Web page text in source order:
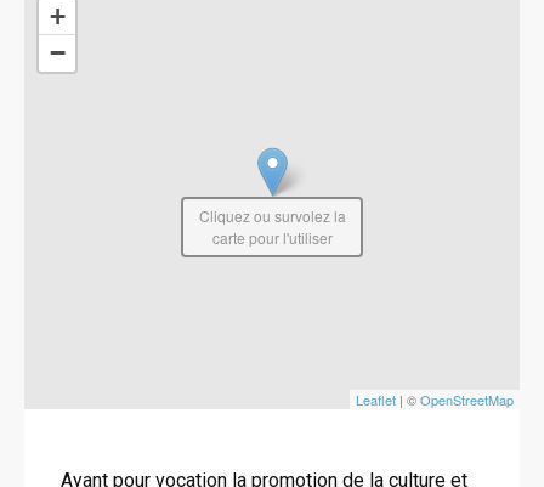
+
−
Leaflet | ©OpenStreetMap
Cliquez ou survolez la
carte pour l'utiliser
Ayant pour vocation la promotion de la culture et